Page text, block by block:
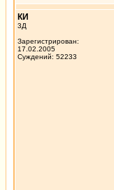
КИ
3Д
Зарегистрирован:
17.02.2005
Суждений: 52233